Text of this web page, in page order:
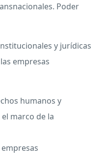
Poder
y jurídicas
empresas
humanos y
marco de la